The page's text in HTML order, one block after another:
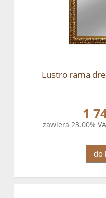
Lustro rama
1
zawiera 23.00%
do